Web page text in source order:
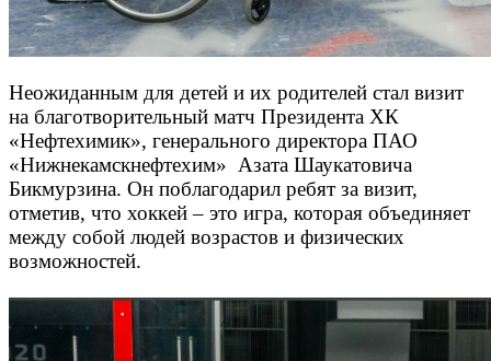
Неожиданным для детей и их родителей стал визит
на благотворительный матч Президента ХК
«Нефтехимик», генерального директора ПАО
«Нижнекамскнефтехим» Азата Шаукатовича
Бикмурзина. Он поблагодарил ребят за визит,
отметив, что хоккей – это игра, которая объединяет
между собой людей возрастов и физических
возможностей.